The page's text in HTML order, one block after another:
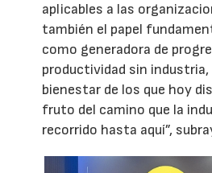
aplicables a las
también el papel
como generadora de
productividad sin industria,
bienestar de los que hoy
fruto del camino que la
recorrido hasta aquí”,